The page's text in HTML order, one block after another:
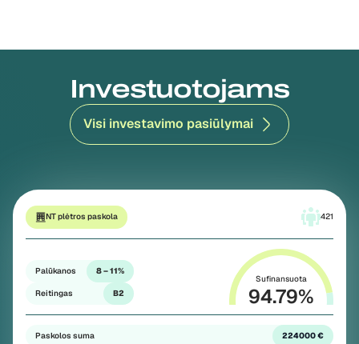
Investuotojams
Visi investavimo pasiūlymai
NT plėtros paskola 421
Palūkanos 8 – 11%
Reitingas B2
Sufinansuota
94.79%
Paskolos suma 224000 €